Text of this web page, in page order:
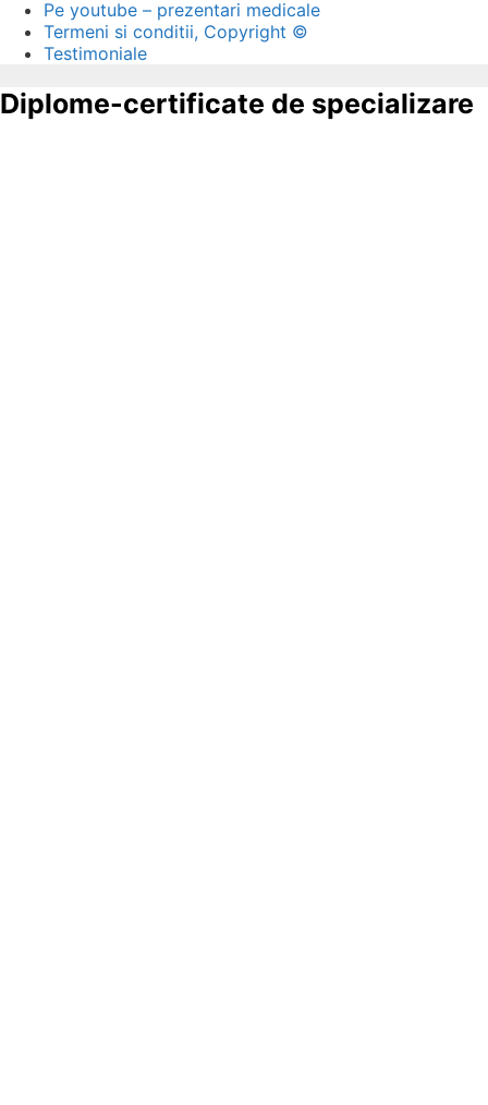
Pe youtube – prezentari medicale
Termeni si conditii, Copyright ©
Testimoniale
Diplome-certificate de specializare